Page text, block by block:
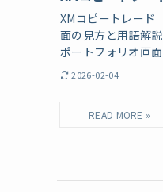
XMコピートレード
面の見方と用語解
ポートフォリオ画
2026-02-04